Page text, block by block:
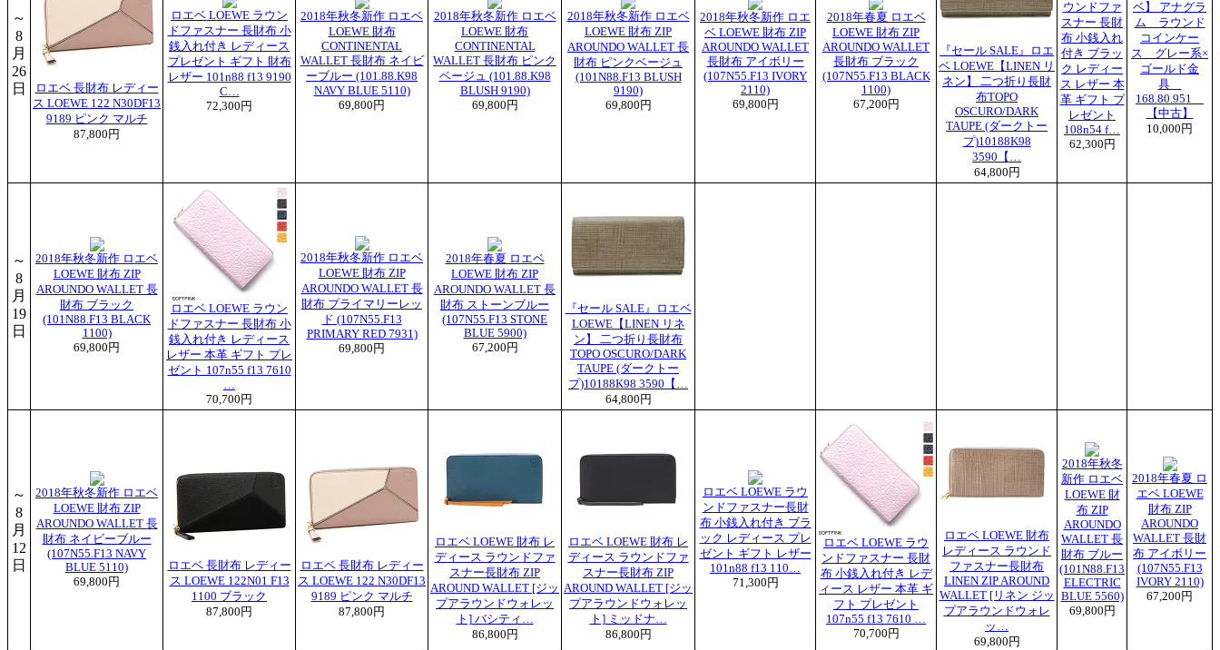
～
8
月
26
日
ロエベ 長財布 レディー
ス LOEWE 122 N30DF13
9189 ピンク マルチ
87,800円
ロエベ LOEWE ラウン
ドファスナー 長財布 小
銭入れ付き レディース
プレゼント ギフト 財布
レザー 101n88 f13 9190
C…
72,300円
2018年秋冬新作 ロエベ
LOEWE 財布
CONTINENTAL
WALLET 長財布 ネイビ
ーブルー (101.88.K98
NAVY BLUE 5110)
69,800円
2018年秋冬新作 ロエベ
LOEWE 財布
CONTINENTAL
WALLET 長財布 ピンク
ベージュ (101.88.K98
BLUSH 9190)
69,800円
2018年秋冬新作 ロエベ
LOEWE 財布 ZIP
AROUNDO WALLET 長
財布 ピンクベージュ
(101N88.F13 BLUSH
9190)
69,800円
2018年秋冬新作 ロエ
ベ LOEWE 財布 ZIP
AROUNDO WALLET
長財布 アイボリー
(107N55.F13 IVORY
2110)
69,800円
2018年春夏 ロエベ
LOEWE 財布 ZIP
AROUNDO WALLET
長財布 ブラック
(107N55.F13 BLACK
1100)
67,200円
『セール SALE』ロエ
ベ LOEWE【LINEN リ
ネン】 二つ折り長財
布TOPO
OSCURO/DARK
TAUPE (ダークトー
プ)10188K98
3590【…
64,800円
ウンドファ
スナー 長財
布 小銭入れ
付き ブラッ
ク レディー
ス レザー 本
革 ギフト プ
レゼント
108n54 f…
62,300円
ベ】 アナグラ
ム ラウンド
コインケー
ス グレー系×
ゴールド金
具
168.80.951
【中古】
10,000円
～
8
月
19
日
2018年秋冬新作 ロエベ
LOEWE 財布 ZIP
AROUNDO WALLET 長
財布 ブラック
(101N88.F13 BLACK
1100)
69,800円
ロエベ LOEWE ラウン
ドファスナー 長財布 小
銭入れ付き レディース
レザー 本革 ギフト プレ
ゼント 107n55 f13 7610
…
70,700円
2018年秋冬新作 ロエベ
LOEWE 財布 ZIP
AROUNDO WALLET 長
財布 プライマリーレッ
ド (107N55.F13
PRIMARY RED 7931)
69,800円
2018年春夏 ロエベ
LOEWE 財布 ZIP
AROUNDO WALLET 長
財布 ストーンブルー
(107N55.F13 STONE
BLUE 5900)
67,200円
『セール SALE』ロエベ
LOEWE【LINEN リネ
ン】 二つ折り長財布
TOPO OSCURO/DARK
TAUPE (ダークトー
プ)10188K98 3590【…
64,800円
～
8
月
12
日
2018年秋冬新作 ロエベ
LOEWE 財布 ZIP
AROUNDO WALLET 長
財布 ネイビーブルー
(107N55.F13 NAVY
BLUE 5110)
69,800円
ロエベ 長財布 レディー
ス LOEWE 122N01 F13
1100 ブラック
87,800円
ロエベ 長財布 レディー
ス LOEWE 122 N30DF13
9189 ピンク マルチ
87,800円
ロエベ LOEWE 財布 レ
ディース ラウンドファ
スナー長財布 ZIP
AROUND WALLET [ジッ
プアラウンドウォレッ
ト] バシティ…
86,800円
ロエベ LOEWE 財布 レ
ディース ラウンドファ
スナー長財布 ZIP
AROUND WALLET [ジッ
プアラウンドウォレッ
ト] ミッドナ…
86,800円
ロエベ LOEWE ラウ
ンドファスナー長財
布 小銭入れ付き ブラ
ック レディース プレ
ゼント ギフト レザー
101n88 f13 110…
71,300円
ロエベ LOEWE ラウ
ンドファスナー 長財
布 小銭入れ付き レデ
ィース レザー 本革 ギ
フト プレゼント
107n55 f13 7610 …
70,700円
ロエベ LOEWE 財布
レディース ラウンド
ファスナー長財布
LINEN ZIP AROUND
WALLET [リネン ジッ
プアラウンドウォレ
ッ…
69,800円
2018年秋冬
新作 ロエベ
LOEWE 財
布 ZIP
AROUNDO
WALLET 長
財布 ブルー
(101N88.F13
ELECTRIC
BLUE 5560)
69,800円
2018年春夏 ロ
エベ LOEWE
財布 ZIP
AROUNDO
WALLET 長財
布 アイボリー
(107N55.F13
IVORY 2110)
67,200円